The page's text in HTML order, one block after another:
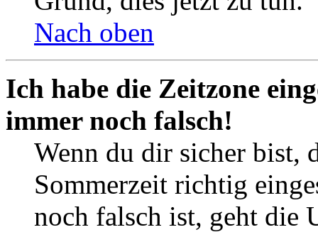
Nach oben
Ich habe die Zeitzone
immer noch falsch!
Wenn du dir sicher bist,
Sommerzeit richtig
noch falsch ist, geht die